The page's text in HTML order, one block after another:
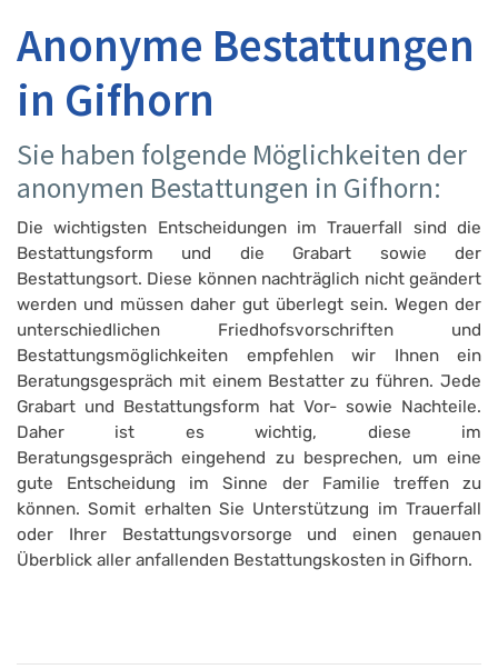
Anonyme Bestattungen
in Gifhorn
Sie haben folgende Möglichkeiten der
anonymen Bestattungen in Gifhorn:
Die wichtigsten Entscheidungen im Trauerfall sind die
Bestattungsform und die Grabart sowie der
Bestattungsort. Diese können nachträglich nicht geändert
werden und müssen daher gut überlegt sein. Wegen der
unterschiedlichen Friedhofsvorschriften und
Bestattungsmöglichkeiten empfehlen wir Ihnen ein
Beratungsgespräch mit einem Bestatter zu führen. Jede
Grabart und Bestattungsform hat Vor- sowie Nachteile.
Daher ist es wichtig, diese im
Beratungsgespräch eingehend zu besprechen, um eine
gute Entscheidung im Sinne der Familie treffen zu
können. Somit erhalten Sie Unterstützung im Trauerfall
oder Ihrer Bestattungsvorsorge und einen genauen
Überblick aller anfallenden Bestattungskosten in Gifhorn.